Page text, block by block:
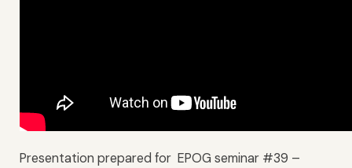
Presentation prepared for EPOG seminar #39 –